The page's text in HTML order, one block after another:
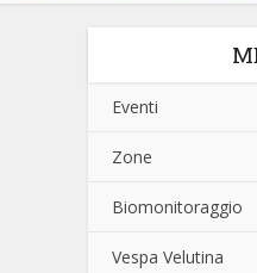
Eventi
Zone
Biomonitoraggio
Vespa Velutina